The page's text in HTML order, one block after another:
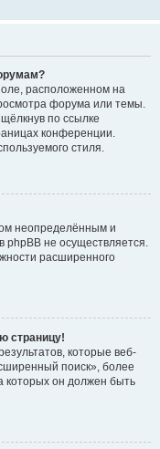
расположенном на
форума или темы.
по ссылке
конференции.
стиля.
неопределённым и
phpBB не осуществляется.
расширенного
страницу!
которые веб-
поиск», более
которых он должен быть